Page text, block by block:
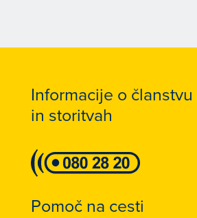
Informacije o članstvu
in storitvah
Pomoč na cesti